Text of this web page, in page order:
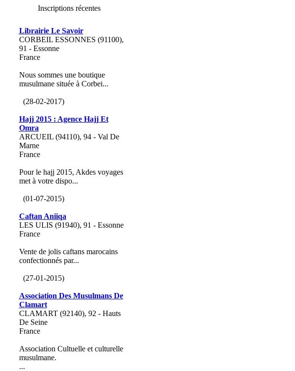
Inscriptions récentes
Librairie Le Savoir
CORBEIL ESSONNES (91100),
91 - Essonne
France
Nous sommes une boutique
musulmane située à Corbei...
(28-02-2017)
Hajj 2015 : Agence Hajj Et
Omra
ARCUEIL (94110), 94 - Val De
Marne
France
Pour le hajj 2015, Akdes voyages
met à votre dispo...
(01-07-2015)
Caftan Aniiqa
LES ULIS (91940), 91 - Essonne
France
Vente de jolis caftans marocains
confectionnés par...
(27-01-2015)
Association Des Musulmans De
Clamart
CLAMART (92140), 92 - Hauts
De Seine
France
Association Cultuelle et culturelle
musulmane.
...